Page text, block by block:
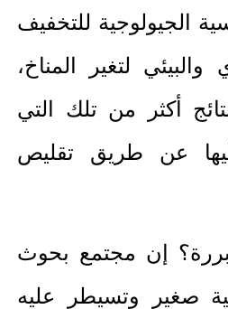
الجيولوجية للتخفيف
والبيئي لتغير المناخ،
أكثر من تلك التي
عن طريق تقليص
إن مجتمع بحوث
صغير وتسيطر عليه